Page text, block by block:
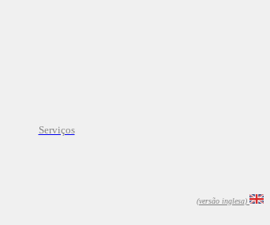
Serviços
(versão inglesa)